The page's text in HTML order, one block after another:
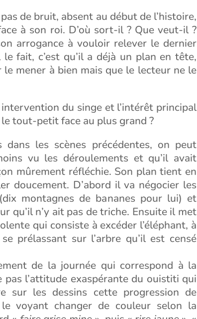
de bruit, absent au début de l’histoire,
à son roi. D’où sort-il ? Que veut-il ?
arrogance à vouloir relever le dernier
fait, c’est qu’il a déjà un plan en tête,
mener à bien mais que le lecteur ne le
du singe et l’intérêt principal
tout-petit face au plus grand ?
dans les scènes précédentes, on peut
vu les déroulements et qu’il avait
mûrement réfléchie. Son plan tient en
doucement. D’abord il va négocier les
montagnes de bananes pour lui) et
qu’il n’y ait pas de triche. Ensuite il met
qui consiste à excéder l’éléphant, à
prélassant sur l’arbre qu’il est censé
de la journée qui correspond à la
l’attitude exaspérante du ouistiti qui
sur les dessins cette progression de
le voyant changer de couleur selon la